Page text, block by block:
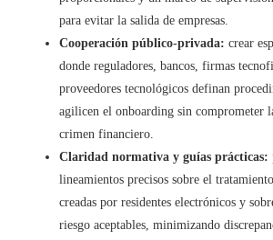
para evitar la salida de empresas.
Cooperación público-privada: crear
donde reguladores, bancos, firmas
proveedores tecnológicos definan
agilicen el onboarding sin comprometer
crimen financiero.
Claridad normativa y guías prácticas:
lineamientos precisos sobre el
creadas por residentes electrónicos y
riesgo aceptables, minimizando